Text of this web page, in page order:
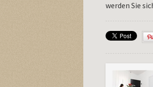
werden Sie